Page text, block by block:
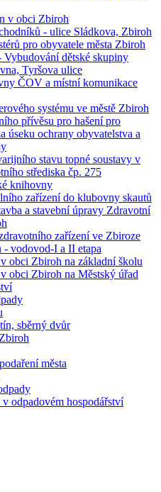
v obci Zbiroh
- ulice Sládkova, Zbiroh
pro obyvatele města Zbiroh
dětské skupiny
Tyršova ulice
ČOV a místní komunikace
systému ve městě Zbiroh
přívěsu pro hašení pro
úseku ochrany obyvatelstva a
stavu topné soustavy v
střediska čp. 275
knihovny
zařízení do klubovny skautů
a stavební úpravy Zdravotní
zařízení ve Zbiroze
- vodovod-I a II etapa
obci Zbiroh na základní školu
obci Zbiroh na Městský úřad
sběrný dvůr
města
v odpadovém hospodářství